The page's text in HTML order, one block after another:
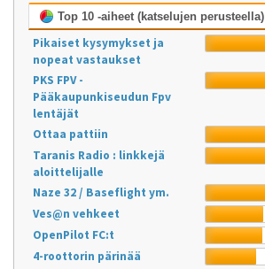
Top 10 -aiheet (katselujen perusteella)
Pikaiset kysymykset ja
nopeat vastaukset
PKS FPV -
Pääkaupunkiseudun Fpv
lentäjät
Ottaa pattiin
Taranis Radio : linkkejä
aloittelijalle
Naze 32 / Baseflight ym.
Ves@n vehkeet
OpenPilot FC:t
4-roottorin pärinää